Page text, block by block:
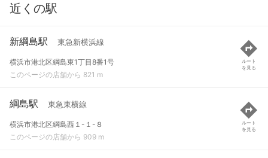
近くの駅
新綱島駅 東急新横浜線
横浜市港北区綱島東1丁目8番1号
このページの店舗から 821 m
ルート
を見る
綱島駅 東急東横線
横浜市港北区綱島西１-１-８
このページの店舗から 909 m
ルート
を見る